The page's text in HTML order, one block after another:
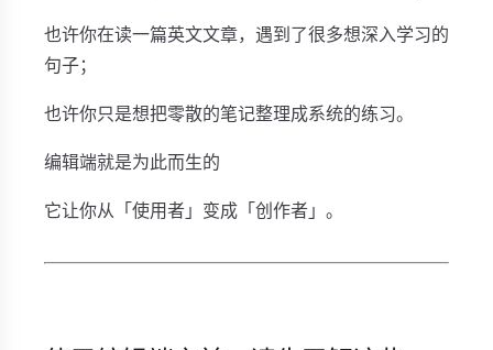
也许你在读一篇英文文章，遇到了很多想深入学习的
句子；
也许你只是想把零散的笔记整理成系统的练习。
编辑端就是为此而生的
它让你从「使用者」变成「创作者」。